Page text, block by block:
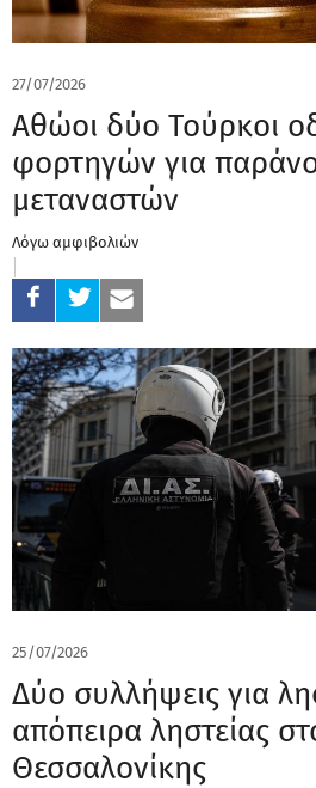
27/07/2026
Αθώοι δύο Τούρκοι
φορτηγών για
μεταναστών
Λόγω αμφιβολιών
25/07/2026
Δύο συλλήψεις για
απόπειρα ληστείας
Θεσσαλονίκης